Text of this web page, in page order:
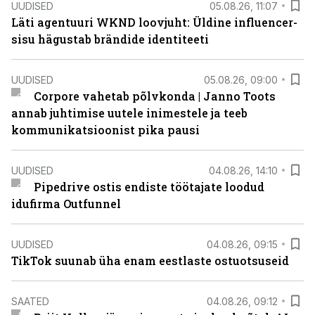
UUDISED 05.08.26, 11:07
Läti agentuuri WKND loovjuht: Üldine influencer-
sisu hägustab brändide identiteeti
UUDISED 05.08.26, 09:00
Corpore vahetab põlvkonda | Janno Toots
annab juhtimise uutele inimestele ja teeb
kommunikatsioonist pika pausi
UUDISED 04.08.26, 14:10
Pipedrive ostis endiste töötajate loodud
idufirma Outfunnel
UUDISED 04.08.26, 09:15
TikTok suunab üha enam eestlaste ostuotsuseid
SAATED 04.08.26, 09:12